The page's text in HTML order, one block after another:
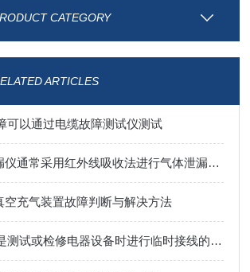
CATEGORY
ARTICLES
可以通过电缆故障测试仪测试
SF6定量检漏仪通常采用红外线吸收法进行气体泄漏的检测
空充气装置故障判断与解决方法
高空接线钳是测试或检修电器设备时进行临时接线的专用夹具